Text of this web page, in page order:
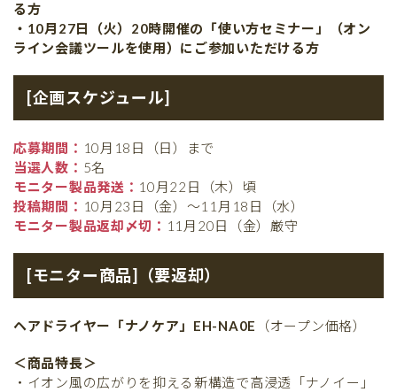
る方
・10月27日（火）20時開催の「使い方セミナー」（オン
ライン会議ツールを使用）にご参加いただける方
[企画スケジュール]
応募期間： 10月18日（日）まで
当選人数： 5名
モニター製品発送： 10月22日（木）頃
投稿期間： 10月23日（金）〜11月18日（水）
モニター製品返却〆切： 11月20日（金）厳守
[モニター商品]（要返却）
ヘアドライヤー「ナノケア」EH-NA0E （オープン価格）
＜商品特長＞
・イオン風の広がりを抑える新構造で高浸透「ナノイー」